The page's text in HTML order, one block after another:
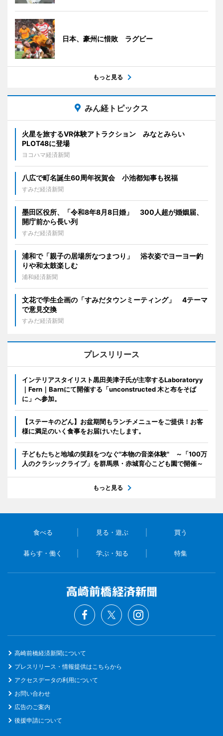
日本、豪州に惜敗 ラグビー
もっと見る
みん経トピックス
火星を旅するVR体験アトラクション みなとみらい
PLOT48に登場
ヨコハマ経済新聞
八広で町名誕生60周年祝賀会 小池都知事も祝福
すみだ経済新聞
墨田区役所、「令和8年8月8日婚」 300人超が婚姻届、
開庁前から長い列
すみだ経済新聞
浦和で「親子の居場所なつまつり」 浴衣姿でヨーヨー釣
りや和太鼓楽しむ
浦和経済新聞
文花で学生企画の「すみだタウンミーティング」 4テーマ
で意見交換
すみだ経済新聞
プレスリリース
インテリアスタイリスト黒田美津子氏が主宰するLaboratoryy
｜Fern｜Barnにて開催する「unconstructed 木と布をそば
に」へ参加。
【ステーキのどん】お盆期間もランチメニューをご提供！お客
様に満足のいく食事をお届けいたします。
子どもたちと地域の笑顔をつなぐ"本物の音楽体験" ～「100万
人のクラシックライブ」を群馬県・赤城育心こども園で開催～
もっと見る
食べる 見る・遊ぶ 買う
暮らす・働く 学ぶ・知る 特集
高崎前橋経済新聞について
プレスリリース・情報提供はこちらから
アクセスデータの利用について
お問い合わせ
広告のご案内
後援申請について